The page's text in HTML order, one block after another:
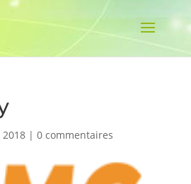
2018| 0 commentaires